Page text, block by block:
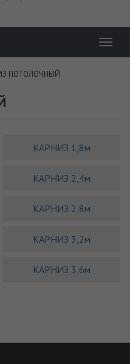
ПОТОЛОЧНЫЙ
КАРНИЗ 1,8м
КАРНИЗ 2,4м
КАРНИЗ 2,8м
КАРНИЗ 3,2м
КАРНИЗ 3,6м